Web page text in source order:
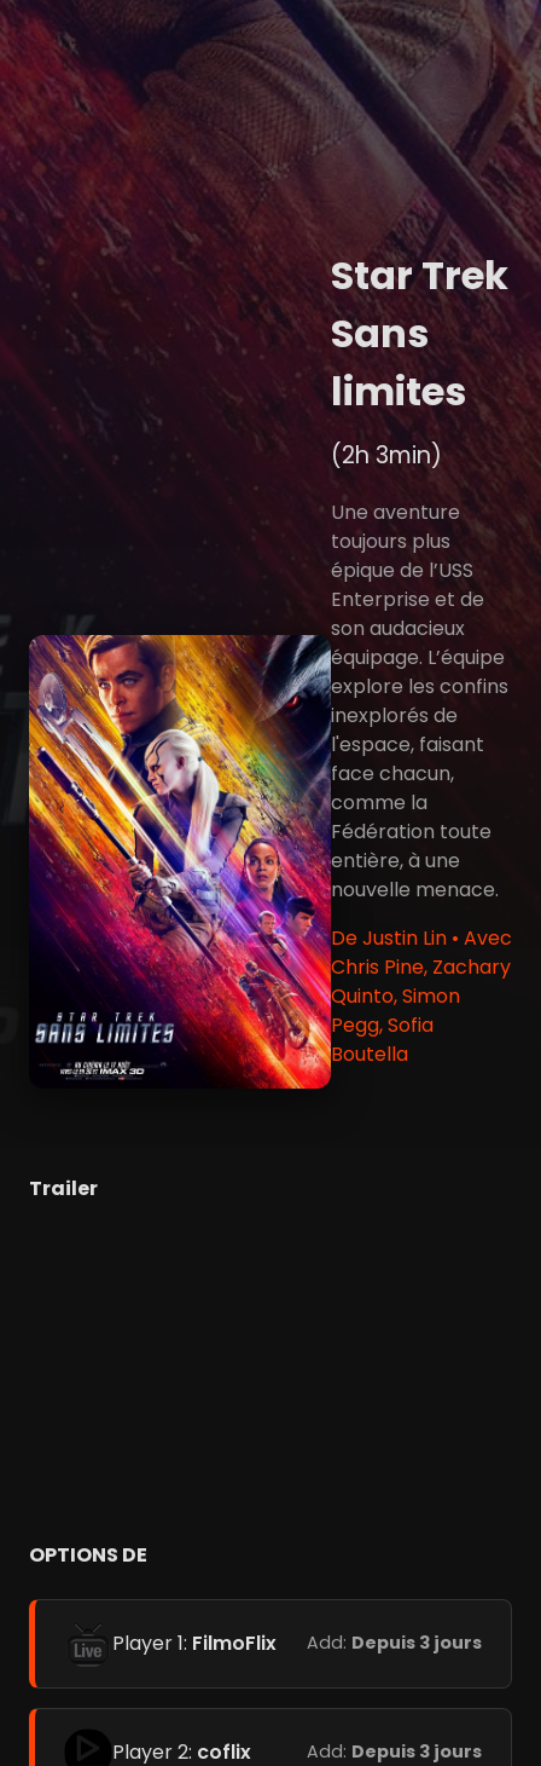
Star Trek
Sans
limites
(2h 3min)
Une aventure
toujours plus
épique de l’USS
Enterprise et de
son audacieux
équipage. L’équipe
explore les confins
inexplorés de
l'espace, faisant
face chacun,
comme la
Fédération toute
entière, à une
nouvelle menace.
De Justin Lin • Avec
Chris Pine, Zachary
Quinto, Simon
Pegg, Sofia
Boutella
Trailer
OPTIONS DE
Player 1: FilmoFlix Add: Depuis 3 jours
Player 2: coflix Add: Depuis 3 jours